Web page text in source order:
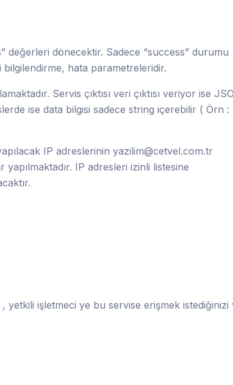
değerleri dönecektir. Sadece “success” durumu
bilgilendirme, hata parametreleridir.
Servis çıktısı veri çıktısı veriyor ise
ise data bilgisi sadece string içerebilir ( Örn :
IP adreslerinin yazilim@cetvel.com.tr
IP adresleri izinli listesine
yetkili işletmeci ye bu servise erişmek istediğinizi